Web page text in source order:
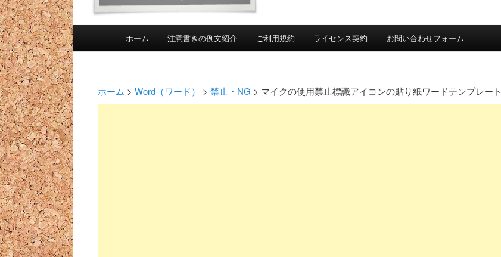
メインコンテンツへ移動
ホーム 注意書きの例文紹介 ご利用規約 ライセンス契約 お問い合わせフォーム
投稿ナビゲーション
ホーム > Word（ワード） > 禁止・NG > マイクの使用禁止標識アイコンの貼り紙ワードテンプレート